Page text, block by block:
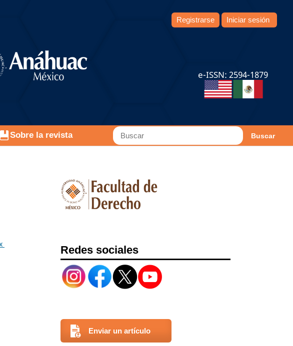
Sobre la revista Buscar
Registrarse Iniciar sesión
Redes sociales
Enviar un artículo
e-ISSN: 2594-1879